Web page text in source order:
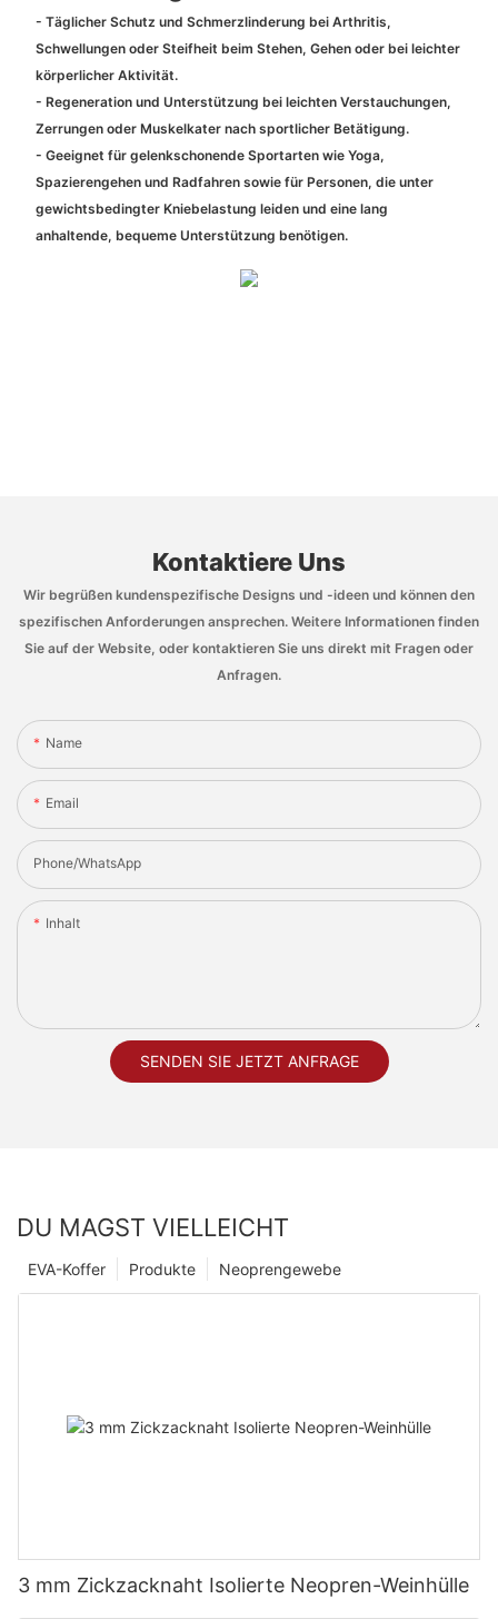
- Täglicher Schutz und Schmerzlinderung bei Arthritis,
Schwellungen oder Steifheit beim Stehen, Gehen oder bei leichter
körperlicher Aktivität.
- Regeneration und Unterstützung bei leichten Verstauchungen,
Zerrungen oder Muskelkater nach sportlicher Betätigung.
- Geeignet für gelenkschonende Sportarten wie Yoga,
Spazierengehen und Radfahren sowie für Personen, die unter
gewichtsbedingter Kniebelastung leiden und eine lang
anhaltende, bequeme Unterstützung benötigen.
Kontaktiere Uns
Wir begrüßen kundenspezifische Designs und -ideen und können den
spezifischen Anforderungen ansprechen. Weitere Informationen finden
Sie auf der Website, oder kontaktieren Sie uns direkt mit Fragen oder
Anfragen.
Name
Email
Phone/whatsApp
Inhalt
SENDEN SIE JETZT ANFRAGE
DU MAGST VIELLEICHT
Neoprengewebe
Produkte
EVA-Koffer
3 mm Zickzacknaht Isolierte Neopren-Weinhülle